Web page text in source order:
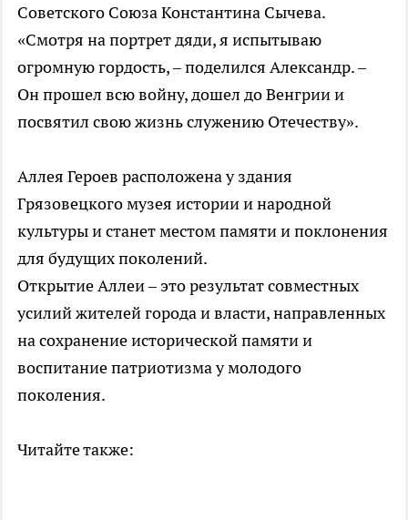
Советского Союза Константина Сычева.
«Смотря на портрет дяди, я испытываю
огромную гордость, – поделился Александр. –
Он прошел всю войну, дошел до Венгрии и
посвятил свою жизнь служению Отечеству».
Аллея Героев расположена у здания
Грязовецкого музея истории и народной
культуры и станет местом памяти и поклонения
для будущих поколений.
Открытие Аллеи – это результат совместных
усилий жителей города и власти, направленных
на сохранение исторической памяти и
воспитание патриотизма у молодого
поколения.
Читайте также: